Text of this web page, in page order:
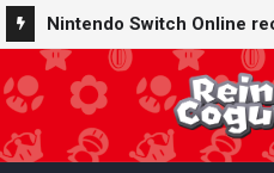
Nintendo Switch Online
Mario Paint (SNES) e
(GBA)